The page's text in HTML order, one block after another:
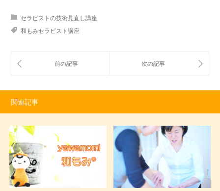
セラピストの技術見直し講座
和もみセラピスト講座
関連記事